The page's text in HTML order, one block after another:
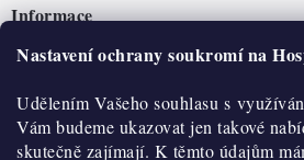
Nastavení ochrany soukromí na
Udělením Vašeho souhlasu s
Vám budeme ukazovat jen takové
skutečně zajímají. K těmto údajům
pInformace
Nepřevzetí zásilky na dobírku
Obchodní podmínky
Hodnocení obchodu
O nás
Historie
O nákupu